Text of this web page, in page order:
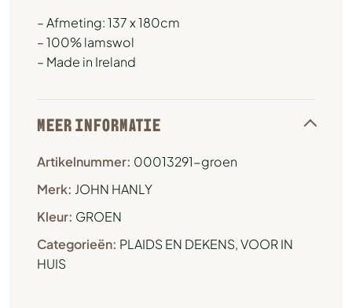
– Afmeting: 137 x 180cm
– 100% lamswol
– Made in Ireland
MEER INFORMATIE
Artikelnummer: 00013291-groen
Merk: JOHN HANLY
Kleur: GROEN
Categorieën: PLAIDS EN DEKENS,VOOR IN
HUIS